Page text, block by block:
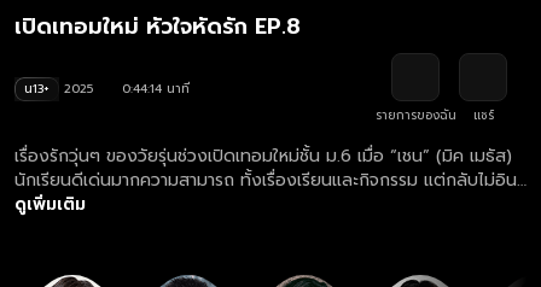
เปิดเทอมใหม่ หัวใจหัดรัก EP.8
น13+ 2025
0:44:14 นาที
รายการของฉัน
แชร์
เรื่องรักวุ่นๆ ของวัยรุ่นช่วงเปิดเทอมใหม่ชั้น ม.6 เมื่อ “เชน” (มิค เมธัส)
นักเรียนดีเด่นมากความสามารถ ทั้งเรื่องเรียนและกิจกรรม แต่กลับไม่อิน
กับชีวิตวัยรุ่นเลย จนมาเจอกับ “กิต" (ลูค ภีมสรรค์) เพื่อนร่วมรุ่นที่ตรง
ตกหลุมรักอยากมีแฟนก่อนจบ ม.6 จนได้มาเจอกับรักแรก “ม่อน" (แอส
ดูเพิ่มเติม